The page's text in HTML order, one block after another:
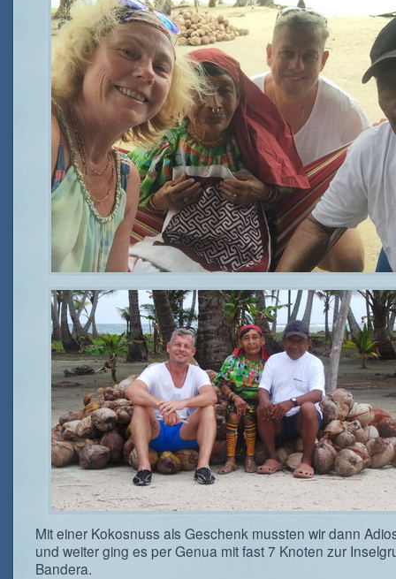
Mit einer Kokosnuss als Geschenk mussten wir dann
und weiter ging es per Genua mit fast 7 Knoten zur
Bandera.